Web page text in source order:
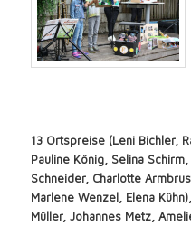
13 Ortspreise (Leni Bichler,
Pauline König, Selina
Schneider, Charlotte
Marlene Wenzel, Elena
Müller, Johannes Metz,